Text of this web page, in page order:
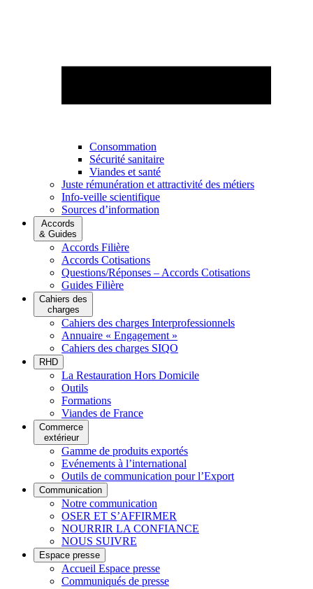
Consommation
Sécurité sanitaire
Viandes et santé
Juste rémunération et attractivité des métiers
Info-veille scientifique
Sources d’information
Accords
& Guides
Accords Filière
Accords Cotisations
Questions/Réponses – Accords Cotisations
Guides Filière
Cahiers des
charges
Cahiers des charges Interprofessionnels
Annuaire « Engagement »
Cahiers des charges SIQO
RHD
La Restauration Hors Domicile
Outils
Formations
Viandes de France
Commerce
extérieur
Gamme de produits exportés
Evénements à l’international
Outils de communication pour l’Export
Communication
Notre communication
OSER ET S’AFFIRMER
NOURRIR LA CONFIANCE
NOUS SUIVRE
Espace presse
Accueil Espace presse
Communiqués de presse